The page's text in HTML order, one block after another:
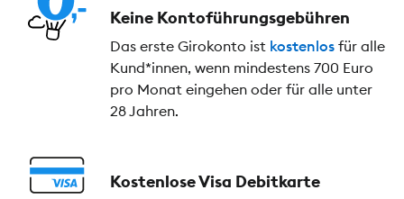
Keine Kontoführungs­gebühren
Das erste Girokonto ist kostenlos für alle
Kund*innen, wenn mindestens 700 Euro
pro Monat eingehen oder für alle unter
28 Jahren.
Kostenlose Visa Debitkarte